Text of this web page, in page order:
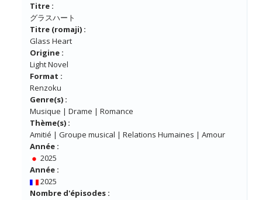
Titre :
グラスハート
Titre (romaji) :
Glass Heart
Origine :
Light Novel
Format :
Renzoku
Genre(s) :
Musique | Drame | Romance
Thème(s) :
Amitié | Groupe musical | Relations Humaines | Amour
Année :
2025
Année :
2025
Nombre d'épisodes :